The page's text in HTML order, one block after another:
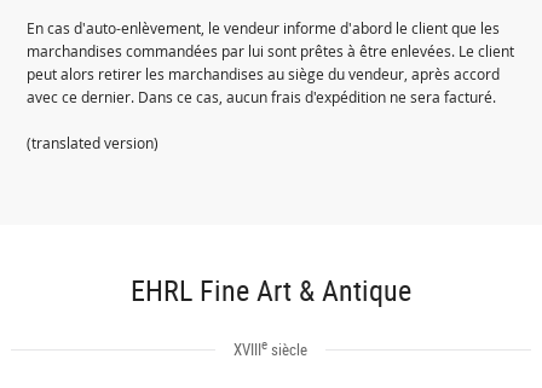
En cas d'auto-enlèvement, le vendeur informe d'abord le client que les
marchandises commandées par lui sont prêtes à être enlevées. Le client
peut alors retirer les marchandises au siège du vendeur, après accord
avec ce dernier. Dans ce cas, aucun frais d'expédition ne sera facturé.
(translated version)
EHRL Fine Art & Antique
XVIIIe siècle